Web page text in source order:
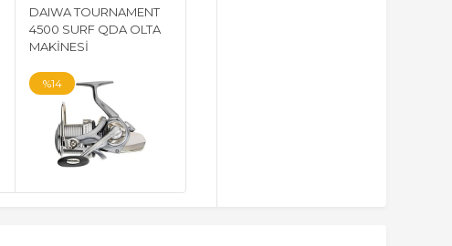
DAIWA TOURNAMENT
4500 SURF QDA OLTA
MAKİNESİ
%14